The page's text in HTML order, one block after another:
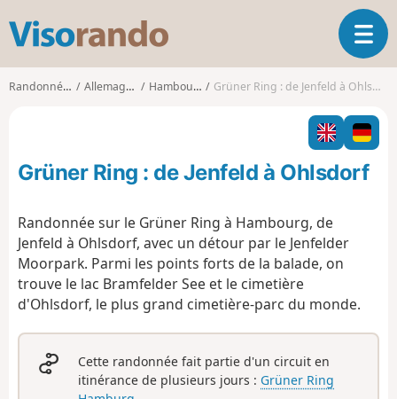
s
o
o
O
u
v
i
r
l
a
o
Randonnées Allemagne Hambourg Grüner Ring : de Jenfeld à Ohlsdorf
Grüner Ring : de Jenfeld à Ohlsdorf
Randonnée sur le Grüner Ring à Hambourg, de
Jenfeld à Ohlsdorf, avec un détour par le Jenfelder
Moorpark. Parmi les points forts de la balade, on
trouve le lac Bramfelder See et le cimetière
d'Ohlsdorf, le plus grand cimetière-parc du monde.
Cette randonnée fait partie d'un circuit en
itinérance de plusieurs jours : Grüner Ring